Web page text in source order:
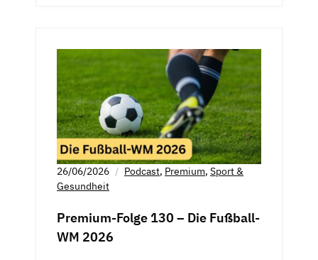
26/06/2026 Podcast, Premium, Sport &
Gesundheit
Premium-Folge 130 – Die Fußball-
WM 2026